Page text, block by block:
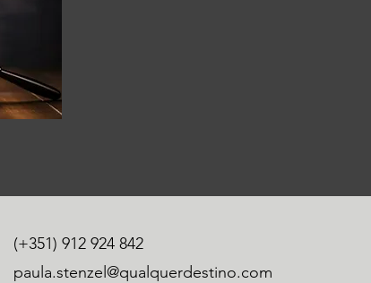
(+351) 912 924 842
paula.stenzel@qualquerdestino.com